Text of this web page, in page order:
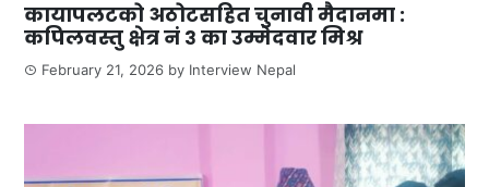
कायापलटको अठोटसहित चुनावी मैदानमा :
कपिलवस्तु क्षेत्र नं ३ का उम्मेदवार मिश्र
February 21, 2026 by Interview Nepal